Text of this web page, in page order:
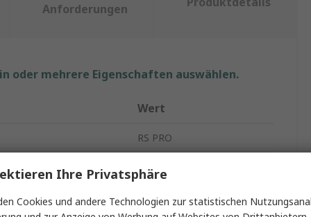
Anforderungen
oder mehrere Eigenschaften auswählen.
Wert
RS PRO
IAC
ISO-Standardzylinder
Ihre Privatsphäre
Cookies und andere Technologien zur statistischen